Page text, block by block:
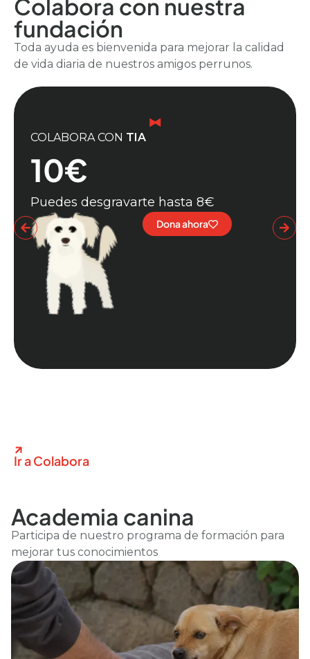
Colabora con nuestra
fundación
Toda ayuda es bienvenida para mejorar la calidad
de vida diaria de nuestros amigos perrunos.
COLABORA CON TIA
10€
Puedes desgravarte hasta 8€
Dona ahora
Ir a Colabora
Academia canina
Participa de nuestro programa de formación para
mejorar tus conocimientos